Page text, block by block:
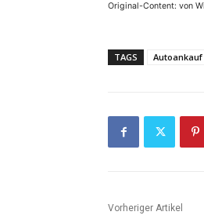
Original-Content: von
TAGS Autoankauf
Vorheriger Artikel